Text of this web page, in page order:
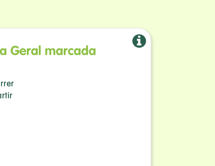
Geral marcada